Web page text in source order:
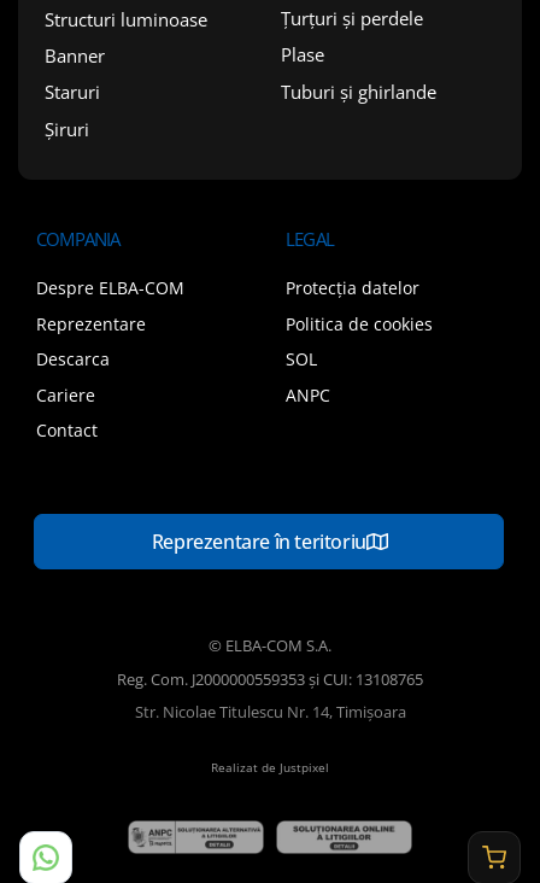
Structuri luminoase
Banner
Staruri
Șiruri
Țurțuri și perdele
Plase
Tuburi și ghirlande
COMPANIA
Despre ELBA-COM
Reprezentare
Descarca
Cariere
Contact
LEGAL
Protecția datelor
Politica de cookies
SOL
ANPC
Reprezentare în teritoriu
© ELBA-COM S.A.
Reg. Com. J2000000559353 și CUI: 13108765
Str. Nicolae Titulescu Nr. 14, Timișoara
Realizat de Justpixel